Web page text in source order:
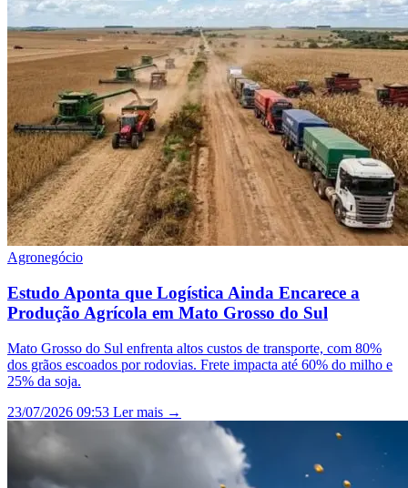
Agronegócio
Estudo Aponta que Logística Ainda Encarece a
Produção Agrícola em Mato Grosso do Sul
Mato Grosso do Sul enfrenta altos custos de transporte, com 80%
dos grãos escoados por rodovias. Frete impacta até 60% do milho e
25% da soja.
23/07/2026 09:53 Ler mais →